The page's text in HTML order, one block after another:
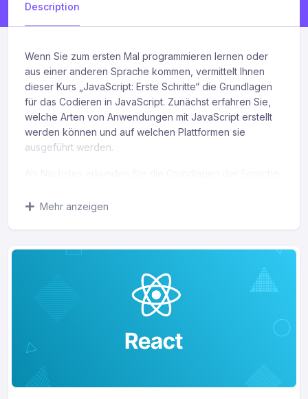
Description
Wenn Sie zum ersten Mal programmieren lernen oder
aus einer anderen Sprache kommen, vermittelt Ihnen
dieser Kurs „JavaScript: Erste Schritte“ die Grundlagen
für das Codieren in JavaScript. Zunächst erfahren Sie,
welche Arten von Anwendungen mit JavaScript erstellt
werden können und auf welchen Plattformen sie
ausgeführt werden.
Sie Ihre JavaScript-Kenntnisse ein und modifizieren eine
Fähigkeiten und Kenntnisse in JavaScript, um einfache
erstellen und Webseiten zu ändern.
Was Sie lernen werden
Erkennen Sie, wie wichtig es ist, Ihre Ziele zu
verstehen, wenn Sie ein Publikum ansprechen.
Identifizieren Sie die Grundlagen für einen
erfolgreichen Abschluss.
Mehr anzeigen